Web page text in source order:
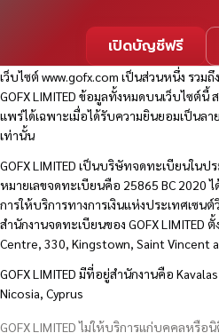
เปิดบัญชีฟรี
เว็บไซต์www.gofx.com เป็นส่วนหนึ่ง รวมถึ
GOFX LIMITED ข้อมูลทั้งหมดบนเว็บไซต์นี้
แพร่ได้เฉพาะเมื่อได้รับความยินยอมเป็นลา
เท่านั้น
GOFX LIMITED เป็นบริษัทจดทะเบียนในป
หมายเลขจดทะเบียนคือ 25865 BC 2020
การให้บริการทางการเงินแห่งประเทศเซนต์
สำนักงานจดทะเบียนของ GOFX LIMITED
Centre, 330, Kingstown, Saint Vincent
GOFX LIMITED มีที่อยู่สำนักงานคือ
Nicosia, Cyprus
GOFX LIMITED ไม่ให้บริการแก่บุคคลหรื